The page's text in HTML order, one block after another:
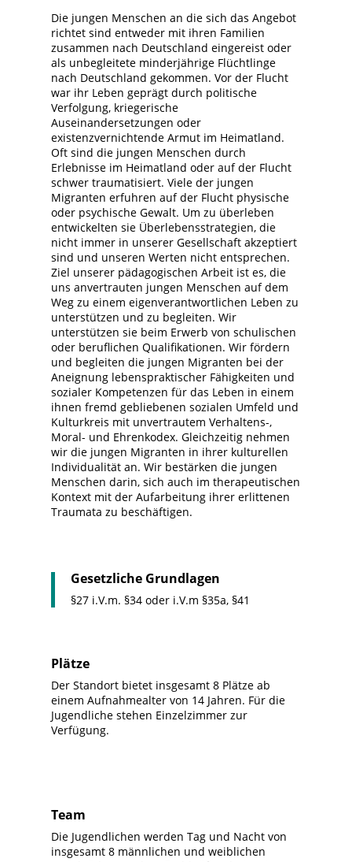
Die jungen Menschen an die sich das Angebot
richtet sind entweder mit ihren Familien
zusammen nach Deutschland eingereist oder
als unbegleitete minderjährige Flüchtlinge
nach Deutschland gekommen. Vor der Flucht
war ihr Leben geprägt durch politische
Verfolgung, kriegerische
Auseinandersetzungen oder
existenzvernichtende Armut im Heimatland.
Oft sind die jungen Menschen durch
Erlebnisse im Heimatland oder auf der Flucht
schwer traumatisiert. Viele der jungen
Migranten erfuhren auf der Flucht physische
oder psychische Gewalt. Um zu überleben
entwickelten sie Überlebensstrategien, die
nicht immer in unserer Gesellschaft akzeptiert
sind und unseren Werten nicht entsprechen.
Ziel unserer pädagogischen Arbeit ist es, die
uns anvertrauten jungen Menschen auf dem
Weg zu einem eigenverantwortlichen Leben zu
unterstützen und zu begleiten. Wir
unterstützen sie beim Erwerb von schulischen
oder beruflichen Qualifikationen. Wir fördern
und begleiten die jungen Migranten bei der
Aneignung lebenspraktischer Fähigkeiten und
sozialer Kompetenzen für das Leben in einem
ihnen fremd gebliebenen sozialen Umfeld und
Kulturkreis mit unvertrautem Verhaltens-,
Moral- und Ehrenkodex. Gleichzeitig nehmen
wir die jungen Migranten in ihrer kulturellen
Individualität an. Wir bestärken die jungen
Menschen darin, sich auch im therapeutischen
Kontext mit der Aufarbeitung ihrer erlittenen
Traumata zu beschäftigen.
Gesetzliche Grundlagen
§27 i.V.m. §34 oder i.V.m §35a, §41
Plätze
Der Standort bietet insgesamt 8 Plätze ab
einem Aufnahmealter von 14 Jahren. Für die
Jugendliche stehen Einzelzimmer zur
Verfügung.
Team
Die Jugendlichen werden Tag und Nacht von
insgesamt 8 männlichen und weiblichen